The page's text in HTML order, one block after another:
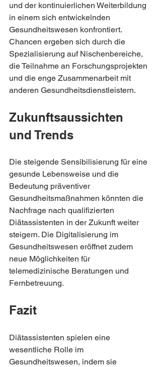
und der kontinuierlichen Weiterbildung
in einem sich entwickelnden
Gesundheitswesen konfrontiert.
Chancen ergeben sich durch die
Spezialisierung auf Nischenbereiche,
die Teilnahme an Forschungsprojekten
und die enge Zusammenarbeit mit
anderen Gesundheitsdienstleistern.
Zukunftsaussichten
und Trends
Die steigende Sensibilisierung für eine
gesunde Lebensweise und die
Bedeutung präventiver
Gesundheitsmaßnahmen könnten die
Nachfrage nach qualifizierten
Diätassistenten in der Zukunft weiter
steigern. Die Digitalisierung im
Gesundheitswesen eröffnet zudem
neue Möglichkeiten für
telemedizinische Beratungen und
Fernbetreuung.
Fazit
Diätassistenten spielen eine
wesentliche Rolle im
Gesundheitswesen, indem sie